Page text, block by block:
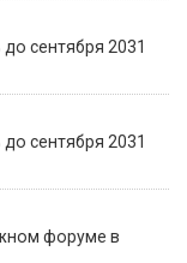
сентября 2031
сентября 2031
форуме в